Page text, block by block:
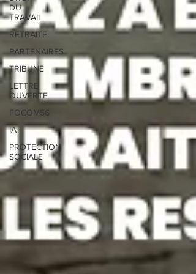
DU
TRAVAIL
RETRAITE
PARTENAIRES
TRIBUNE
LETTRE
OUVERTE
FOCOM56
IA
PROTECTION
SOCIALE